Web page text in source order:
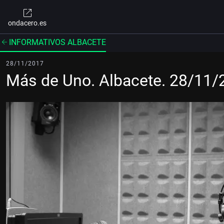
ondacero.es
INFORMATIVOS ALBACETE
28/11/2017
Más de Uno. Albacete. 28/11/